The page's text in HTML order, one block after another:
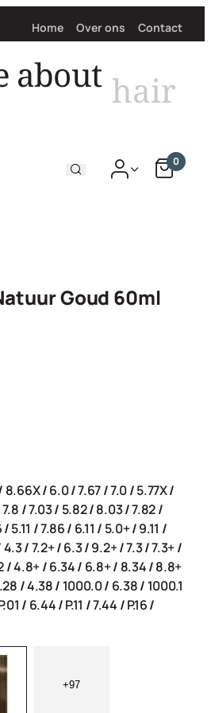
Home Over ons Contact
about hair
0
Goud 60ml
8.66X/6.0/7.67/7.0/5.77X/
7.8 /7.03/ 5.82/8.03/7.82/
/5.11 /7.86/ 6.11 / 5.0+/9.11 /
4.3/7.2+/6.3/9.2+/7.3/7.3+/
/4.8+/6.34/ 6.8+/ 8.34/8.8+
/4.38/ 1000.0/ 6.38/ 1000.1
/ 6.44/P.11 /7.44 /P.16/
+97